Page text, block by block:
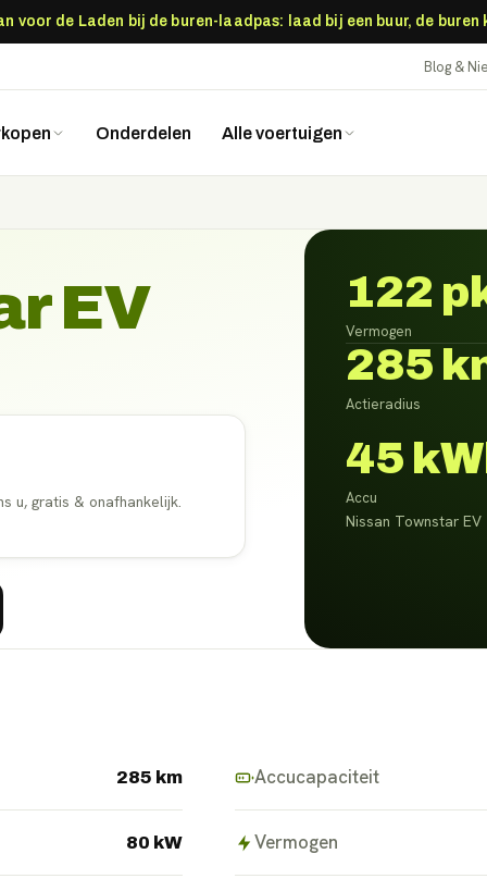
voor de Laden bij de buren-laadpas: laad bij een buur, de
Blog &
Onderdelen Alle voertuigen
EV
u, gratis & onafhankelijk.
122
Vermogen
285
Actieradius
45
Accu
Nissan Townstar
285 km Accucapaciteit
80 kW Vermogen